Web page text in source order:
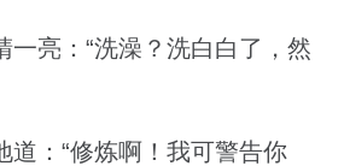
亮：“洗澡？洗白白了，然
：“修炼啊！我可警告你